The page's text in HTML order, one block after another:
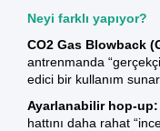
Neyi farklı yapıyor?
CO2 Gas Blowback
antrenmanda
edici bir kullanım sunar.
Ayarlanabilir hop-up:
hattını daha rahat